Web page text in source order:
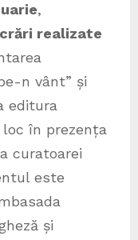
,
realizate
n vânt” și
editura
loc în prezența
curatoarei
este
și